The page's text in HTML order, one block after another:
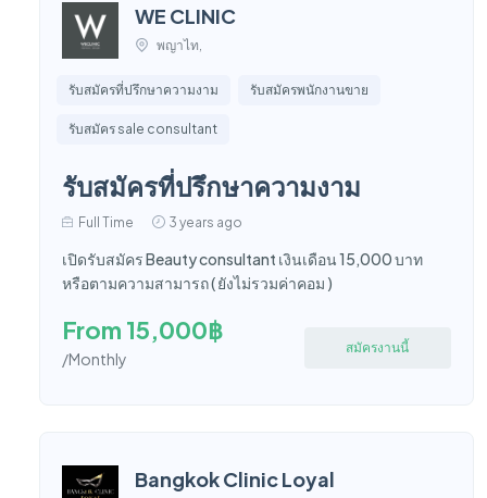
WE CLINIC
พญาไท,
รับสมัครที่ปรึกษาความงาม รับสมัครพนักงานขาย
รับสมัคร sale consultant
รับสมัครที่ปรึกษาความงาม
Full Time 3 years ago
เปิดรับสมัคร Beauty consultant เงินเดือน 15,000 บาท
หรือตามความสามารถ ( ยังไม่รวมค่าคอม )
From 15,000฿
/Monthly
สมัครงานนี้
Bangkok Clinic Loyal